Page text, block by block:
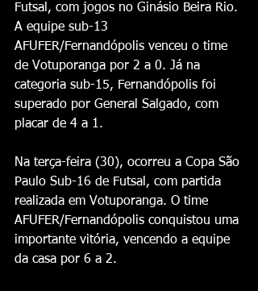
Futsal, com jogos no Ginásio Beira Rio.
A equipe sub-13
AFUFER/Fernandópolis venceu o time
de Votuporanga por 2 a 0. Já na
categoria sub-15, Fernandópolis foi
superado por General Salgado, com
placar de 4 a 1.
Na terça-feira (30), ocorreu a Copa São
Paulo Sub-16 de Futsal, com partida
realizada em Votuporanga. O time
AFUFER/Fernandópolis conquistou uma
importante vitória, vencendo a equipe
da casa por 6 a 2.